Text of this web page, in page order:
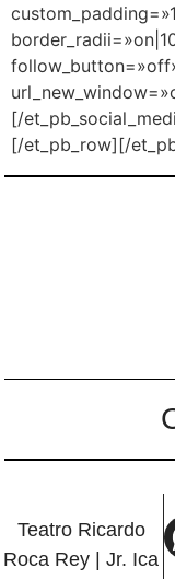
[/
[/et_pb_row][/
Teatro Ricardo
Roca Rey | Jr. Ica